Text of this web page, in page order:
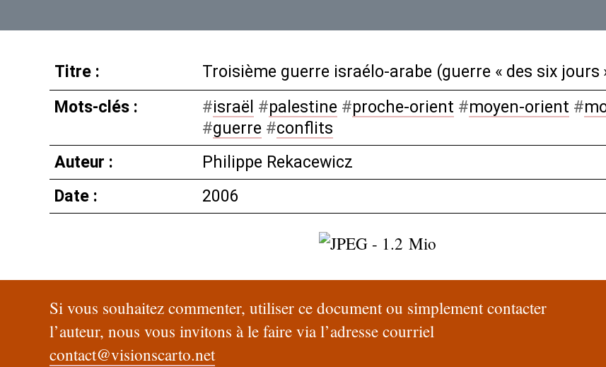
Titre : Troisième guerre israélo-arabe (guerre « des six jours
Mots-clés :
#israël #palestine #proche-orient #moyen-orient #
#guerre #conflits
Auteur :
Philippe Rekacewicz
Date :
2006
Si vous souhaitez commenter, utiliser ce document ou simplement contacter
l’auteur, nous vous invitons à le faire via l’adresse courriel
contact@visionscarto.net